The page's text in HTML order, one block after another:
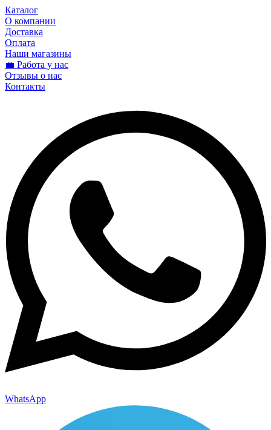
Каталог
О компании
Доставка
Оплата
Наши магазины
💼 Работа у нас
Отзывы о нас
Контакты
WhatsApp